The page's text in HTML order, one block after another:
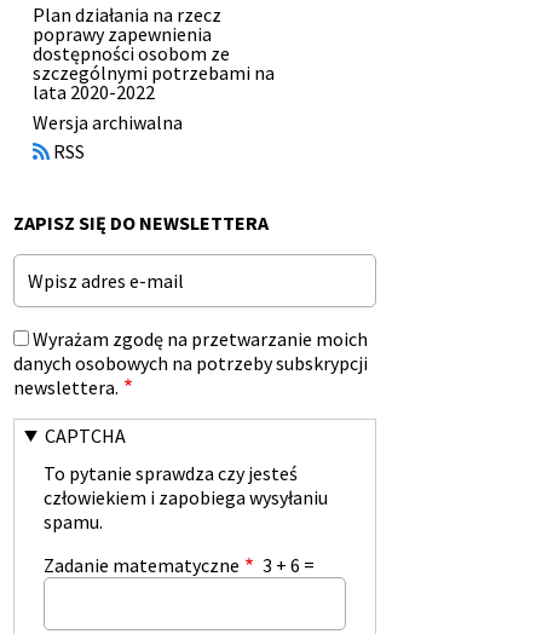
Plan działania na rzecz
poprawy zapewnienia
dostępności osobom ze
szczególnymi potrzebami na
lata 2020-2022
Otworzy
się
w
Wersja archiwalna
RSS
ZAPISZ SIĘ DO NEWSLETTERA
Email
Wyrażam zgodę na przetwarzanie moich
danych osobowych na potrzeby subskrypcji
newslettera.
CAPTCHA
To pytanie sprawdza czy jesteś
człowiekiem i zapobiega wysyłaniu
spamu.
Zadanie matematyczne
3 + 6 =